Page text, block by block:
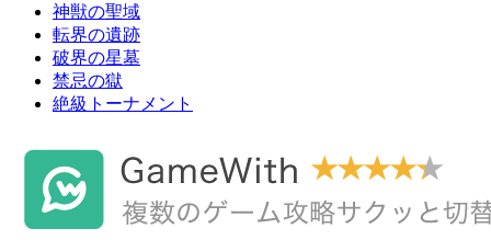
神獣の聖域
転界の遺跡
破界の星墓
禁忌の獄
絶級トーナメント